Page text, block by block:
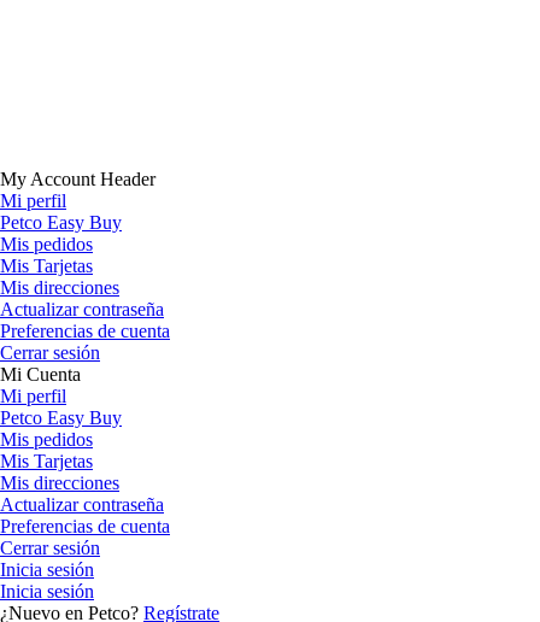
My Account Header
Mi perfil
Petco Easy Buy
Mis pedidos
Mis Tarjetas
Mis direcciones
Actualizar contraseña
Preferencias de cuenta
Cerrar sesión
Mi Cuenta
Mi perfil
Petco Easy Buy
Mis pedidos
Mis Tarjetas
Mis direcciones
Actualizar contraseña
Preferencias de cuenta
Cerrar sesión
Inicia sesión
Inicia sesión
¿Nuevo en Petco? Regístrate